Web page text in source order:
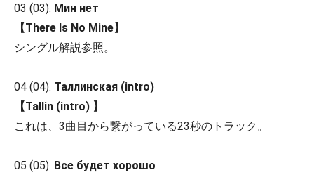
03 (03). Мин нет
【There Is No Mine】
シングル解説参照。
04 (04). Таллинская (intro)
【Tallin (intro) 】
これは、3曲目から繋がっている23秒のトラック。
05 (05). Все будет хорошо